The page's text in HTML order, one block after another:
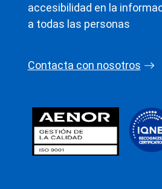
accesibilidad en la
a todas las personas
Contacta con nosotros